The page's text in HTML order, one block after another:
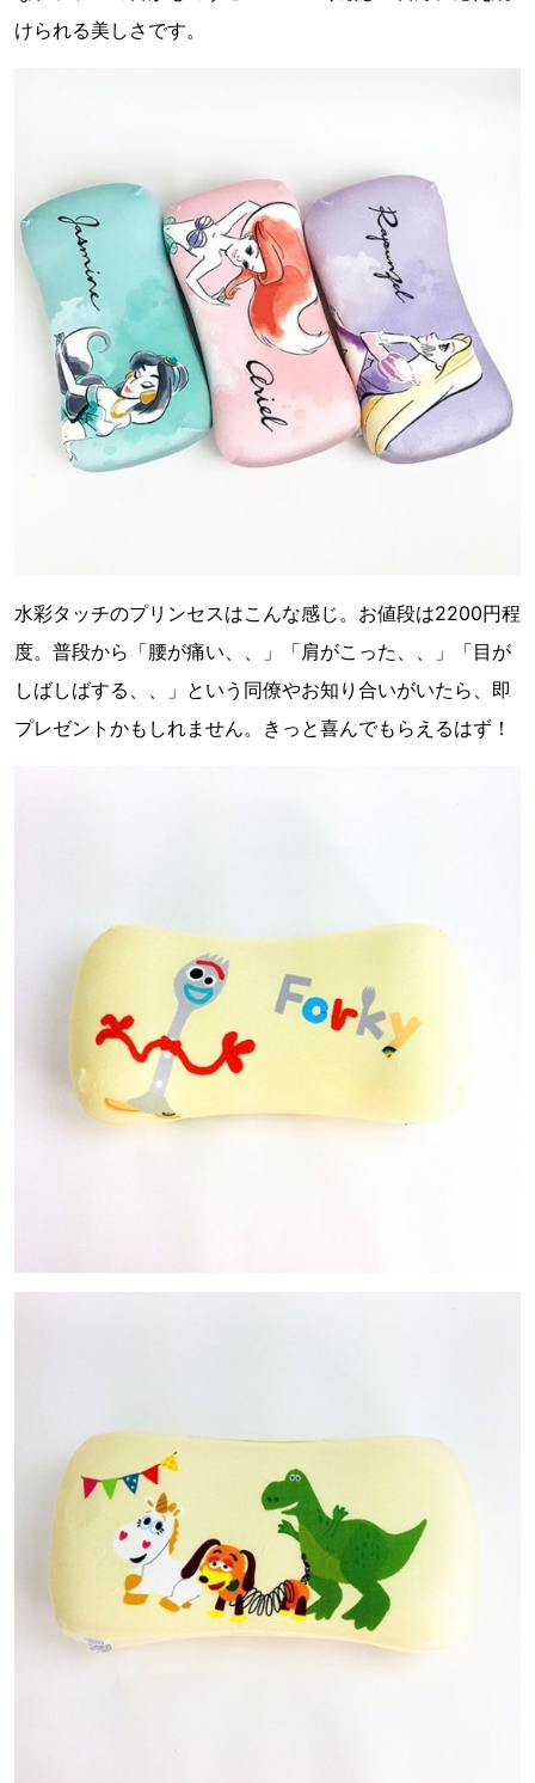
けられる美しさです。
水彩タッチのプリンセスはこんな感じ。お値段は2200円程
度。普段から「腰が痛い、、」「肩がこった、、」「目が
しばしばする、、」という同僚やお知り合いがいたら、即
プレゼントかもしれません。きっと喜んでもらえるはず！